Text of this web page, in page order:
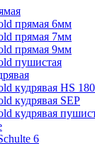
прямая 6мм
прямая 7мм
прямая 9мм
пушистая
кудрявая HS 180
кудрявая SEP
кудрявая
6